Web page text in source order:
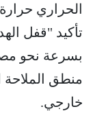
الحراري
تأكيد "قفل
بسرعة نحو
منطق الملاحة
خارجي.